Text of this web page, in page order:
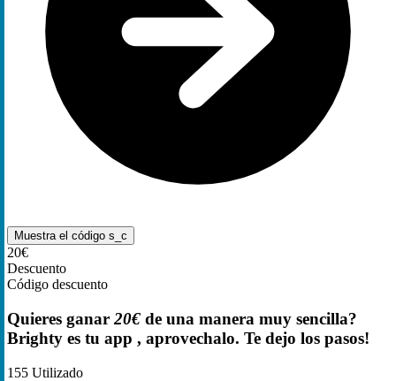
Muestra el código s_c
20€
Descuento
Código descuento
Quieres ganar 20€ de una manera muy sencilla?
Brighty es tu app , aprovechalo. Te dejo los pasos!
155 Utilizado